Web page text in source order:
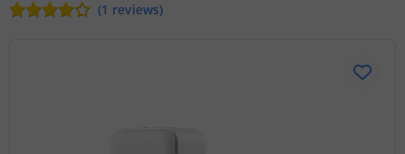
(1 reviews)